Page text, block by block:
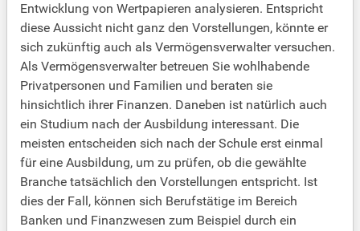
Entwicklung von Wertpapieren analysieren. Entspricht
diese Aussicht nicht ganz den Vorstellungen, könnte er
sich zukünftig auch als Vermögensverwalter versuchen.
Als Vermögensverwalter betreuen Sie wohlhabende
Privatpersonen und Familien und beraten sie
hinsichtlich ihrer Finanzen. Daneben ist natürlich auch
ein Studium nach der Ausbildung interessant. Die
meisten entscheiden sich nach der Schule erst einmal
für eine Ausbildung, um zu prüfen, ob die gewählte
Branche tatsächlich den Vorstellungen entspricht. Ist
dies der Fall, können sich Berufstätige im Bereich
Banken und Finanzwesen zum Beispiel durch ein